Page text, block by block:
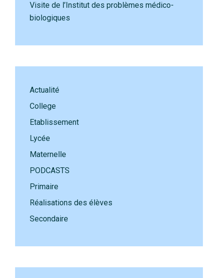
Visite de l’Institut des problèmes médico-
biologiques
Actualité
College
Etablissement
Lycée
Maternelle
PODCASTS
Primaire
Réalisations des élèves
Secondaire